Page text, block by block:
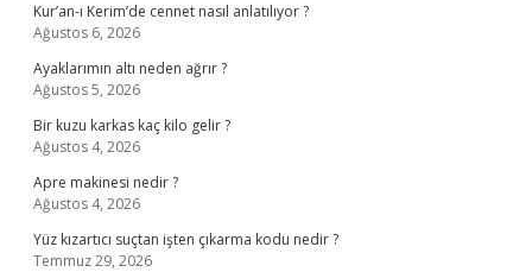
Kur’an-ı Kerim’de cennet nasıl anlatılıyor ?
Ağustos 6, 2026
Ayaklarımın altı neden ağrır ?
Ağustos 5, 2026
Bir kuzu karkas kaç kilo gelir ?
Ağustos 4, 2026
Apre makinesi nedir ?
Ağustos 4, 2026
Yüz kızartıcı suçtan işten çıkarma kodu nedir ?
Temmuz 29, 2026